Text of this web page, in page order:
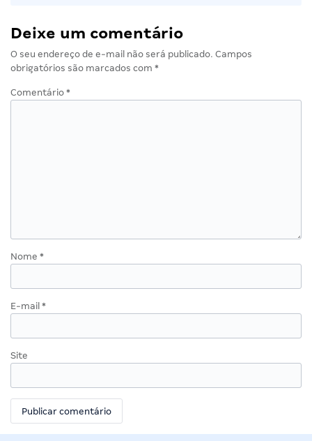
Deixe um comentário
O seu endereço de e-mail não será publicado. Campos
obrigatórios são marcados com *
Comentário *
Nome *
E-mail *
Site